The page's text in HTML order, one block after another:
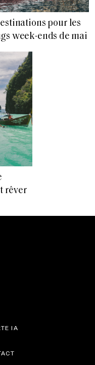
pour les
week-ends de mai
rêver
IA